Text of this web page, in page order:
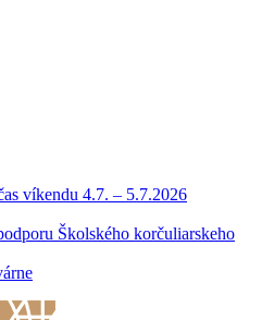
víkendu 4.7. – 5.7.2026
Školského korčuliarskeho